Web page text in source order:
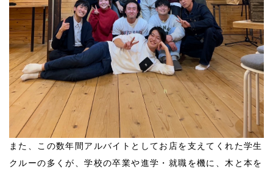
また、この数年間アルバイトとしてお店を支えてくれた学生
クルーの多くが、学校の卒業や進学・就職を機に、木と本を